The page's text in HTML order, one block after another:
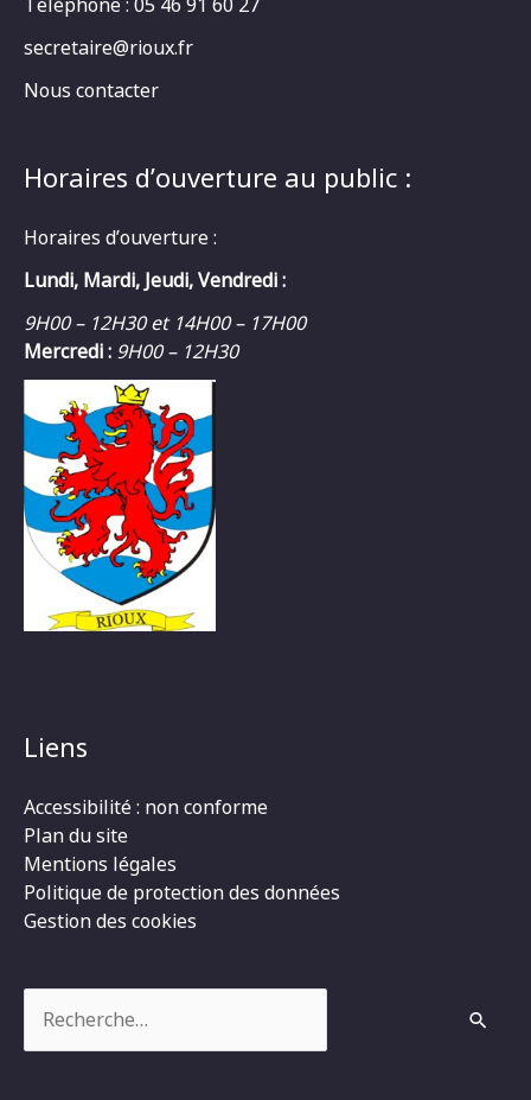
secretaire@rioux.fr
Nous contacter
Horaires d’ouverture au public :
Horaires d’ouverture :
Lundi, Mardi, Jeudi, Vendredi :
9H00 – 12H30 et 14H00 – 17H00
Mercredi : 9H00 – 12H30
Liens
Accessibilité : non conforme
Plan du site
Mentions légales
Politique de protection des données
Gestion des cookies